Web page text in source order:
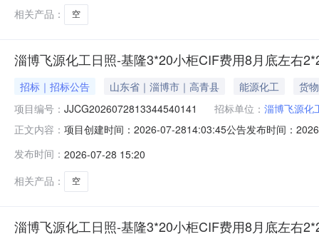
相关产品：
空
淄博飞源化工日照-基隆3*20小柜CIF费用8月底左右
招标｜招标公告 山东省｜淄博市｜高青县 能源化工
货物
项目编号： JJCG2026072813344540141 招标单位： 淄博飞源化
正文内容： 项目创建时间：2026-07-2814:03:45公告发布时间：
购四、采购内容：日照-基隆，8月底左右2*20GP9月初
发布时间： 2026-07-28 15:20
相关产品：
空
淄博飞源化工日照-基隆3*20小柜CIF费用8月底左右